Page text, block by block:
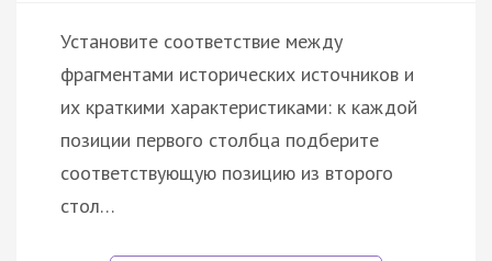
Установите соответствие между
фрагментами исторических источников и
их краткими характеристиками: к каждой
позиции первого столбца подберите
соответствующую позицию из второго
стол…